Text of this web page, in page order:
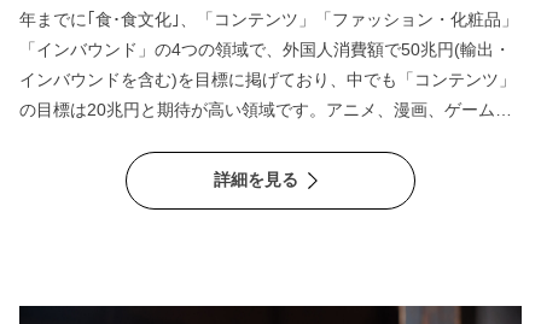
年までに｢食･食文化｣、「コンテンツ」「ファッション・化粧品」
「インバウンド」の4つの領域で、外国人消費額で50兆円(輸出・
インバウンドを含む)を目標に掲げており、中でも「コンテンツ」
の目標は20兆円と期待が高い領域です。アニメ、漫画、ゲームな
戦略や課題、海外展開の成功の要因などついて、エンタメ社会学
者中山氏にお聞きしました。
詳細を見る